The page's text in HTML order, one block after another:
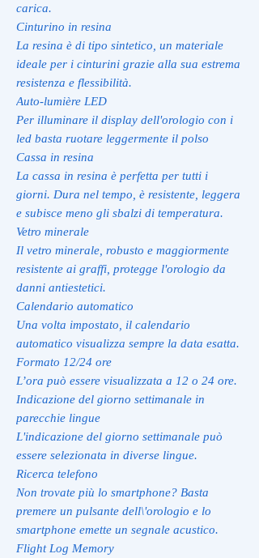
carica.
Cinturino in resina
La resina è di tipo sintetico, un materiale
ideale per i cinturini grazie alla sua estrema
resistenza e flessibilità.
Auto-lumière LED
Per illuminare il display dell'orologio con i
led basta ruotare leggermente il polso
Cassa in resina
La cassa in resina è perfetta per tutti i
giorni. Dura nel tempo, è resistente, leggera
e subisce meno gli sbalzi di temperatura.
Vetro minerale
Il vetro minerale, robusto e maggiormente
resistente ai graffi, protegge l'orologio da
danni antiestetici.
Calendario automatico
Una volta impostato, il calendario
automatico visualizza sempre la data esatta.
Formato 12/24 ore
L’ora può essere visualizzata a 12 o 24 ore.
Indicazione del giorno settimanale in
parecchie lingue
L'indicazione del giorno settimanale può
essere selezionata in diverse lingue.
Ricerca telefono
Non trovate più lo smartphone? Basta
premere un pulsante dell\'orologio e lo
smartphone emette un segnale acustico.
Flight Log Memory